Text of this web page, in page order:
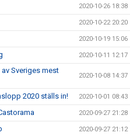
2020-10-26 18:38
2020-10-22 20:20
2020-10-19 15:06
2020-10-11 12:17
Sveriges mest
2020-10-08 14:37
2020 ställs in! 2020-10-01 08:43
2020-09-27 21:28
2020-09-27 21:12